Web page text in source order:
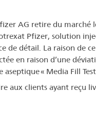
AG retire du marché
Pfizer, solution
de détail. La raison de
en raison d’une
« Media Fill Test
aux clients ayant reçu